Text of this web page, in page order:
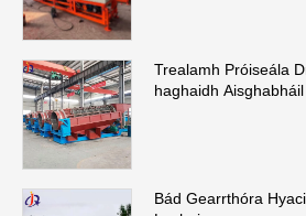
Trealamh Próiseála
haghaidh
Bád Gearrthóra